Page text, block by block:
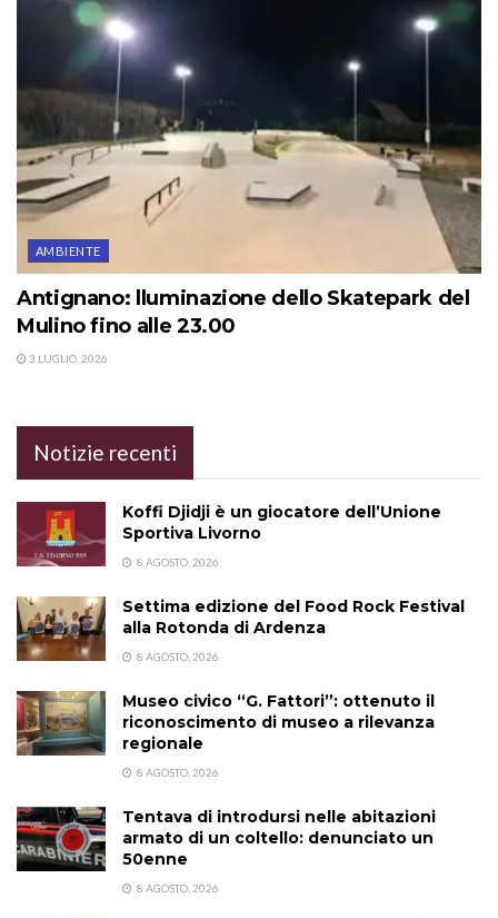
AMBIENTE
Antignano: lluminazione dello Skatepark del
Mulino fino alle 23.00
3 LUGLIO, 2026
Notizie recenti
Koffi Djidji è un giocatore dell’Unione
Sportiva Livorno
8 AGOSTO, 2026
Settima edizione del Food Rock Festival
alla Rotonda di Ardenza
8 AGOSTO, 2026
Museo civico “G. Fattori”: ottenuto il
riconoscimento di museo a rilevanza
regionale
8 AGOSTO, 2026
Tentava di introdursi nelle abitazioni
armato di un coltello: denunciato un
50enne
8 AGOSTO, 2026